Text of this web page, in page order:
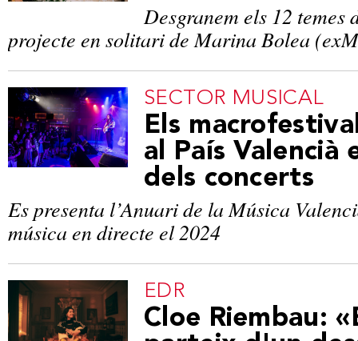
Desgranem els 12 temes
projecte en solitari de Marina Bolea
SECTOR MUSICAL
Els
al País Valencià
dels concerts
Es presenta l’Anuari de la Música
música en directe el 2024
EDR
Cloe Riembau: